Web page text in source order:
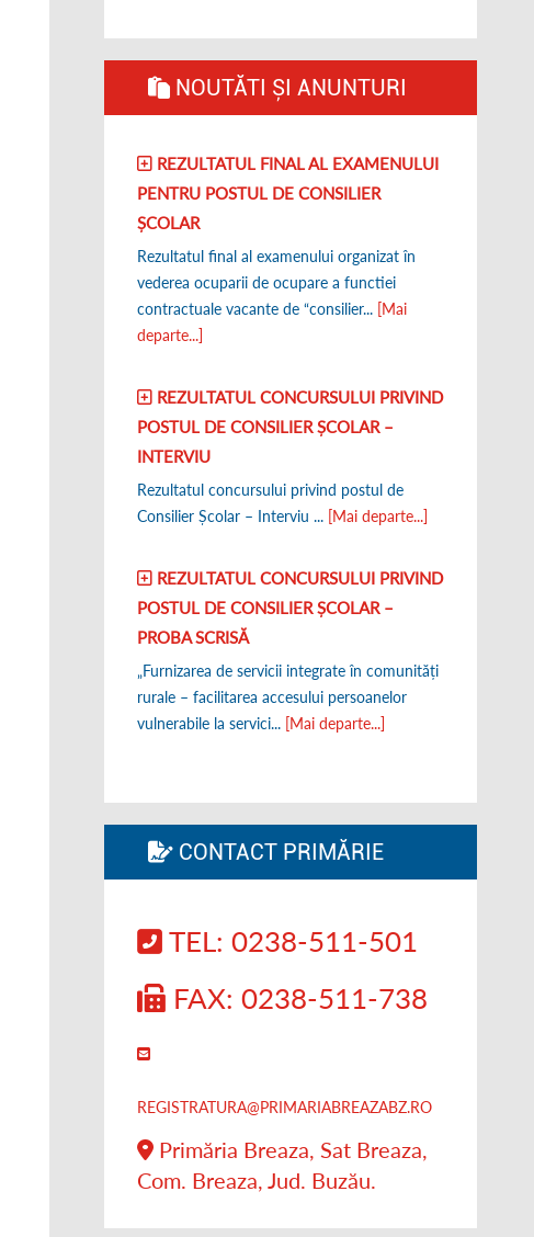
NOUTĂTI ȘI ANUNTURI
REZULTATUL FINAL AL EXAMENULUI
PENTRU POSTUL DE CONSILIER
ȘCOLAR
Rezultatul final al examenului organizat în
vederea ocuparii de ocupare a functiei
contractuale vacante de “consilier... [Mai
departe...]
REZULTATUL CONCURSULUI PRIVIND
POSTUL DE CONSILIER ȘCOLAR –
INTERVIU
Rezultatul concursului privind postul de
Consilier Școlar – Interviu ... [Mai departe...]
REZULTATUL CONCURSULUI PRIVIND
POSTUL DE CONSILIER ȘCOLAR –
PROBA SCRISĂ
„Furnizarea de servicii integrate în comunități
rurale – facilitarea accesului persoanelor
vulnerabile la servici... [Mai departe...]
CONTACT PRIMĂRIE
TEL: 0238-511-501
FAX: 0238-511-738
REGISTRATURA@PRIMARIABREAZABZ.RO
Primăria Breaza, Sat Breaza,
Com. Breaza, Jud. Buzău.